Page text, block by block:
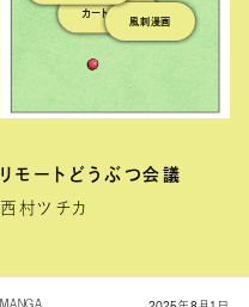
リモートどうぶつ会議
西村ツチカ
カートゥーン
風刺漫画
読み切り作品